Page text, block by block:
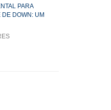
PARA
DOWN: UM